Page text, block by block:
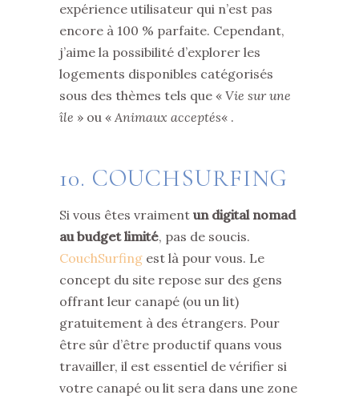
expérience utilisateur qui n’est pas
encore à 100 % parfaite. Cependant,
j’aime la possibilité d’explorer les
logements disponibles catégorisés
sous des thèmes tels que « Vie sur une
île » ou « Animaux acceptés« .
10. COUCHSURFING
Si vous êtes vraiment un digital nomad
au budget limité, pas de soucis.
CouchSurfing est là pour vous. Le
concept du site repose sur des gens
offrant leur canapé (ou un lit)
gratuitement à des étrangers. Pour
être sûr d’être productif quans vous
travailler, il est essentiel de vérifier si
votre canapé ou lit sera dans une zone